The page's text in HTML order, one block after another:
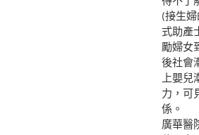
(接生
式助產
勵婦女
後社會
上嬰兒
力，可
係。
廣華醫